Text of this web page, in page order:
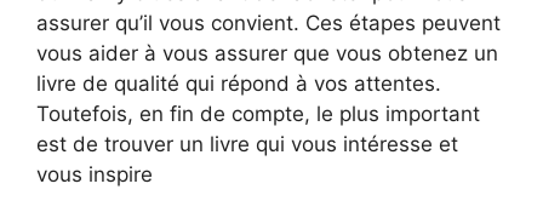
assurer qu’il vous convient. Ces étapes peuvent
vous aider à vous assurer que vous obtenez un
livre de qualité qui répond à vos attentes.
Toutefois, en fin de compte, le plus important
est de trouver un livre qui vous intéresse et
vous inspire